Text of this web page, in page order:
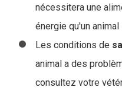
nécessitera une
énergie qu'un
Les conditions de
animal a des
consultez votre